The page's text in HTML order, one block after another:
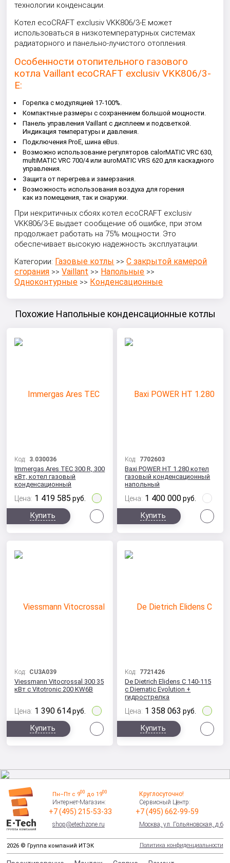
технологии конденсации.
Котел ecoCRAFT exclusiv VKK806/3-E может
использоваться в низкотемпературных системах
радиаторного и панельно-лучистого отопления.
Особенности отопительного газового
котла Vaillant ecoCRAFT exclusiv VKK806/3-
E:
Горелка с модуляцией 17-100%.
Компактные размеры с сохранением большой мощности.
Панель управления Vaillant с дисплеем и подсветкой.
Индикация температуры и давления.
Подключения ProE, шина eBus.
Возможно использование регуляторов calorMATIC VRC 630,
multiMATIC VRC 700/4 или auroMATIC VRS 620 для каскадного
управления.
Защита от перегрева и замерзания.
Возможность использования воздуха для горения
как из помещения, так и снаружи.
При некритичных сбоях котел ecoCRAFT exclusiv
VKK806/3-E выдает сообщение об ошибке, при этом
продолжает работать на 75% мощности. Это
обеспечивает высокую надежность эксплуатации.
Категории: Газовые котлы >>С закрытой камерой
сгорания >>Vaillant >> Напольные >>
Одноконтурные >> Конденсационные
Похожие Напольные конденсационные котлы
Код: 3.030036
Immergas Ares TEC 300 R, 300
кВт, котел газовый
конденсационный
Цена: 1 419 585 руб.
Купить
Код: 7702603
Baxi POWER HT 1.280 котел
газовый конденсационный
напольный
Цена: 1 400 000 руб.
Купить
Код: CU3A039
Viessmann Vitocrossal 300 35
кВт с Vitotronic 200 KW6B
Цена: 1 390 614 руб.
Купить
Код: 7721426
De Dietrich Elidens C 140-115
с Diematic Evolution +
гидрострелка
Цена: 1 358 063 руб.
Купить
Пн–Пт с 900 до 1900
Интернет-Магазин:
+7 (495) 215-53-33
shop@etechzone.ru
Круглосуточно!
Сервисный Центр:
+7 (495) 662-99-59
Москва, ул. Гольяновская, д.6
2026 © Группа компаний ИТЭК Политика конфиденциальности